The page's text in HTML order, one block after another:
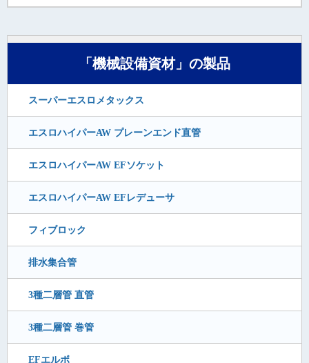
「機械設備資材」の製品
スーパーエスロメタックス
エスロハイパーAW プレーンエンド直管
エスロハイパーAW EFソケット
エスロハイパーAW EFレデューサ
フィブロック
排水集合管
3種二層管 直管
3種二層管 巻管
EFエルボ